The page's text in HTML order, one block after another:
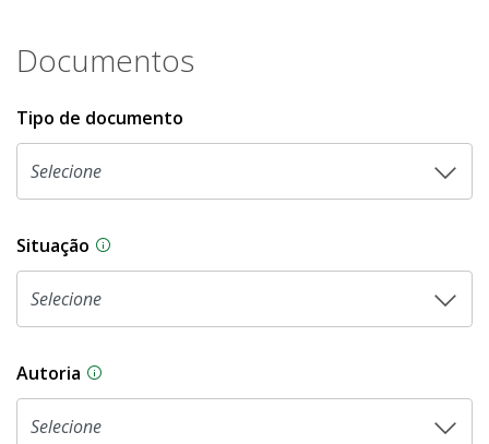
Documentos
Tipo de documento
Situação Na CLDF, as proposições legislativas
Autoria As proposições legislativas na CLDF podem